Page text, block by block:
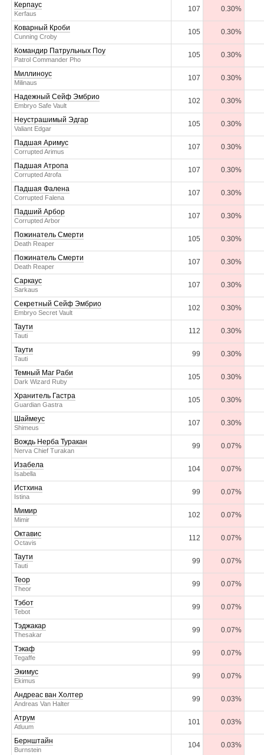
Керпаус
Kerfaus
107 0.30%
Коварный Кроби
Cunning Croby
105 0.30%
Командир Патрульных Поу
Patrol Commander Pho
105 0.30%
Миллиноус
Milinaus
107 0.30%
Надежный Сейф Эмбрио
Embryo Safe Vault
102 0.30%
Неустрашимый Эдгар
Valiant Edgar
105 0.30%
Падшая Аримус
Corrupted Arimus
107 0.30%
Падшая Атропа
Corrupted Atrofa
107 0.30%
Падшая Фалена
Corrupted Falena
107 0.30%
Падший Арбор
Corrupted Arbor
107 0.30%
Пожинатель Смерти
Death Reaper
105 0.30%
Пожинатель Смерти
Death Reaper
107 0.30%
Саркаус
Sarkaus
107 0.30%
Секретный Сейф Эмбрио
Embryo Secret Vault
102 0.30%
Таути
Tauti
112 0.30%
Таути
Tauti
99 0.30%
Темный Маг Раби
Dark Wizard Ruby
105 0.30%
Хранитель Гастра
Guardian Gastra
105 0.30%
Шаймеус
Shimeus
107 0.30%
Вождь Нерба Туракан
Nerva Chief Turakan
99 0.07%
Изабела
Isabella
104 0.07%
Истхина
Istina
99 0.07%
Мимир
Mimir
102 0.07%
Октавис
Octavis
112 0.07%
Таути
Tauti
99 0.07%
Теор
Theor
99 0.07%
Тэбот
Tebot
99 0.07%
Тэджакар
Thesakar
99 0.07%
Тэкаф
Tegaffe
99 0.07%
Экимус
Ekimus
99 0.07%
Андреас ван Холтер
Andreas Van Halter
99 0.03%
Атрум
Atluum
101 0.03%
Бернштайн
Burnstein
104 0.03%